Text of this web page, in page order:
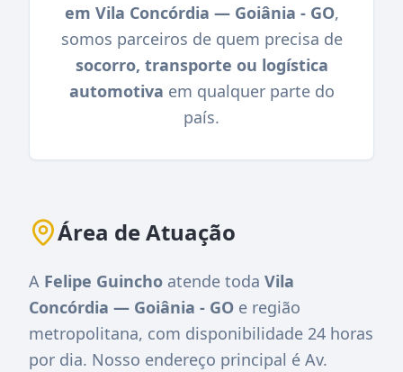
em Vila Concórdia — Goiânia - GO,
somos parceiros de quem precisa de
socorro, transporte ou logística
automotiva em qualquer parte do
país.
Área de Atuação
A Felipe Guincho atende toda Vila
Concórdia — Goiânia - GO e região
metropolitana, com disponibilidade 24 horas
por dia. Nosso endereço principal é Av.